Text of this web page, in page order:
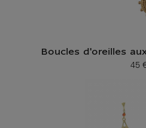
Boucles d'oreilles
Prix45 €